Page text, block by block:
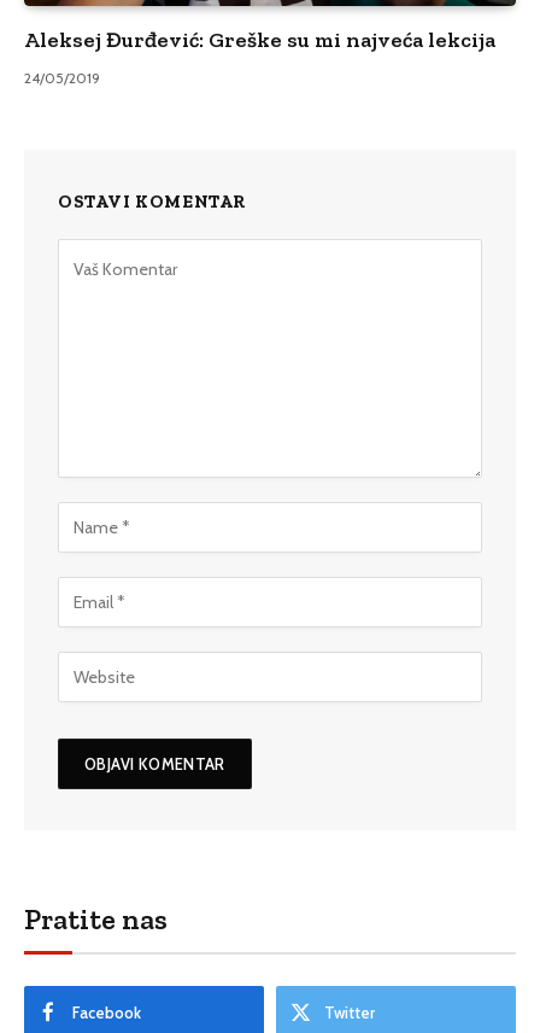
Aleksej Đurđević: Greške su mi najveća lekcija
24/05/2019
OSTAVI KOMENTAR
Pratite nas
Facebook Twitter